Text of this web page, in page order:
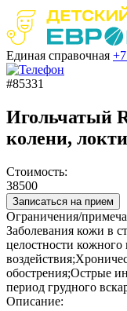
Единая справочная
#85331
Игольчатый
колени, локти
Стоимость:
38500
Записаться на прием
Ограничения/
Заболевания кожи в
целостности кожного
обострения;Острые
период грудного
Описание: